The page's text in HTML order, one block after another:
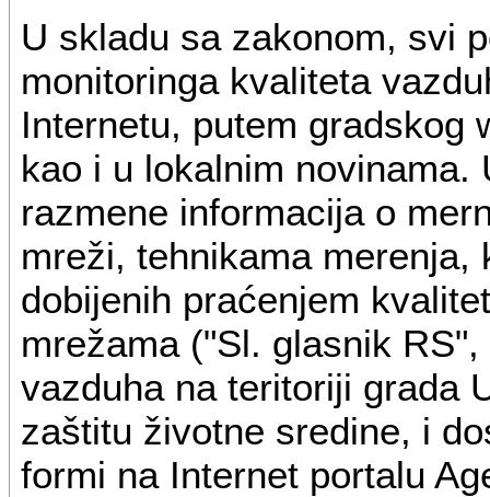
U skladu sa zakonom, svi
monitoringa kvaliteta
Internetu, putem gradskog
kao i u lokalnim
razmene informacija o
mreži, tehnikama merenja,
dobijenih praćenjem
mrežama ("Sl. glasnik
vazduha na teritoriji grada
zaštitu životne sredine, i
formi na Internet portalu